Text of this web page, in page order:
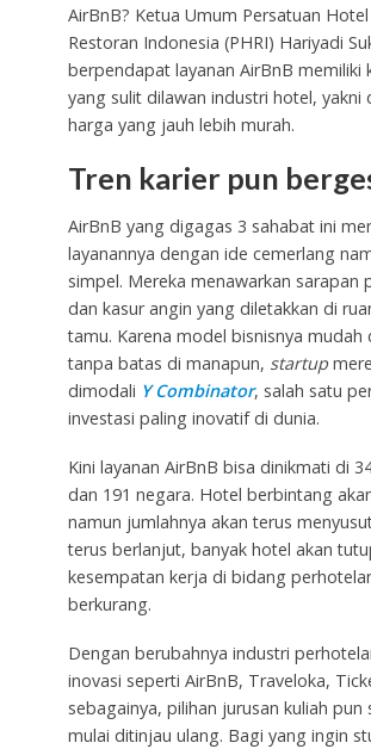
AirBnB? Ketua Umum Persatuan
Restoran Indonesia (PHRI) Hariyadi
berpendapat layanan AirBnB memiliki
yang sulit dilawan industri hotel, yakni
harga yang jauh lebih murah.
Tren karier pun
AirBnB yang digagas 3 sahabat ini
layanannya dengan ide cemerlang
simpel. Mereka menawarkan sarapan
dan kasur angin yang diletakkan di
tamu. Karena model bisnisnya mudah
tanpa batas di manapun, startup
dimodali Y Combinator, salah satu
investasi paling inovatif di dunia.
Kini layanan AirBnB bisa dinikmati di
dan 191 negara. Hotel berbintang
namun jumlahnya akan terus
terus berlanjut, banyak hotel akan
kesempatan kerja di bidang
berkurang.
Dengan berubahnya industri
inovasi seperti AirBnB, Traveloka,
sebagainya, pilihan jurusan kuliah pun
mulai ditinjau ulang. Bagi yang ingin